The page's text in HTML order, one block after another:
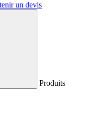
un devis
Produits